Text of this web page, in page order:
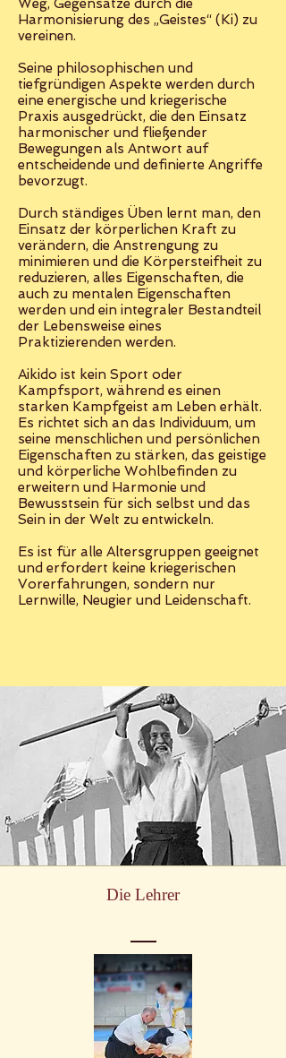
Weg, Gegensätze durch die
Harmonisierung des „Geistes“ (Ki) zu
vereinen.
Seine philosophischen und
tiefgründigen Aspekte werden durch
eine energische und kriegerische
Praxis ausgedrückt, die den Einsatz
harmonischer und fließender
Bewegungen als Antwort auf
entscheidende und definierte Angriffe
bevorzugt.
Durch ständiges Üben lernt man, den
Einsatz der körperlichen Kraft zu
verändern, die Anstrengung zu
minimieren und die Körpersteifheit zu
reduzieren, alles Eigenschaften, die
auch zu mentalen Eigenschaften
werden und ein integraler Bestandteil
der Lebensweise eines
Praktizierenden werden.
Aikido ist kein Sport oder
Kampfsport, während es einen
starken Kampfgeist am Leben erhält.
Es richtet sich an das Individuum, um
seine menschlichen und persönlichen
Eigenschaften zu stärken, das geistige
und körperliche Wohlbefinden zu
erweitern und Harmonie und
Bewusstsein für sich selbst und das
Sein in der Welt zu entwickeln.
Es ist für alle Altersgruppen geeignet
und erfordert keine kriegerischen
Vorerfahrungen, sondern nur
Lernwille, Neugier und Leidenschaft.
Die Lehrer